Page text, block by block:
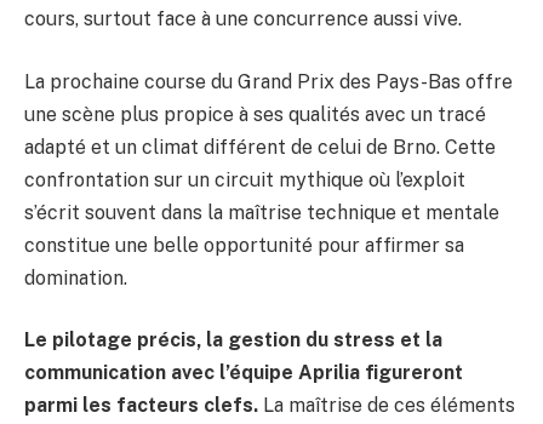
cours, surtout face à une concurrence aussi vive.
La prochaine course du Grand Prix des Pays-Bas offre
une scène plus propice à ses qualités avec un tracé
adapté et un climat différent de celui de Brno. Cette
confrontation sur un circuit mythique où l’exploit
s’écrit souvent dans la maîtrise technique et mentale
constitue une belle opportunité pour affirmer sa
domination.
Le pilotage précis, la gestion du stress et la
communication avec l’équipe Aprilia figureront
parmi les facteurs clefs. La maîtrise de ces éléments